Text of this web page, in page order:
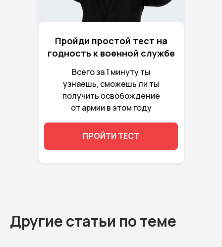
Всего за 1 минуту ты
узнаешь, сможешь ли ты
получить освобождение
от армии в этом году
Пройди простой тест на
годность к военной службе
ПРОЙТИ ТЕСТ
Другие статьи по теме